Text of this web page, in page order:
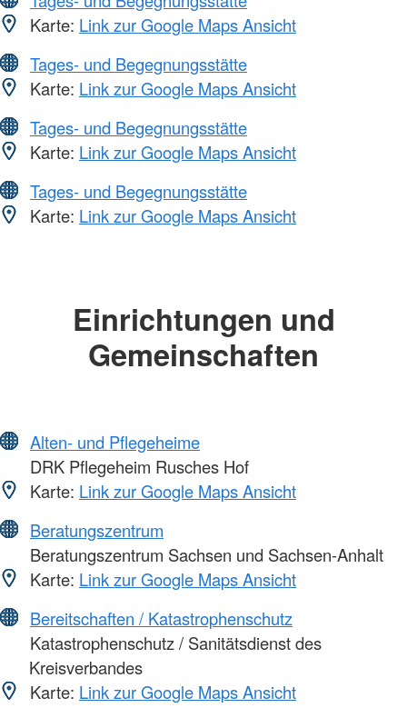
Karte: Link zur Google Maps Ansicht
Tages- und Begegnungsstätte
Karte: Link zur Google Maps Ansicht
Tages- und Begegnungsstätte
Karte: Link zur Google Maps Ansicht
Tages- und Begegnungsstätte
Karte: Link zur Google Maps Ansicht
Einrichtungen und
Gemeinschaften
Alten- und Pflegeheime
DRK Pflegeheim Rusches Hof
Karte: Link zur Google Maps Ansicht
Beratungszentrum
Beratungszentrum Sachsen und Sachsen-Anhalt
Karte: Link zur Google Maps Ansicht
Bereitschaften / Katastrophenschutz
Katastrophenschutz / Sanitätsdienst des
Kreisverbandes
Karte: Link zur Google Maps Ansicht